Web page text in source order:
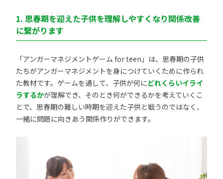
1. 思春期を迎えた子供を理解しやすくなり関係改善
に繋がります
「アンガーマネジメントゲーム for teen」は、思春期の子供
たちがアンガーマネジメントを身につけていくために作られ
た教材です。ゲームを通して、子供が何にどれくらいイライ
ラするかが理解でき、そのとき何ができるかを考えていくこ
とで、思春期の難しい時期を迎えた子供と戦うのではなく、
一緒に問題に向きあう関係作りができます。